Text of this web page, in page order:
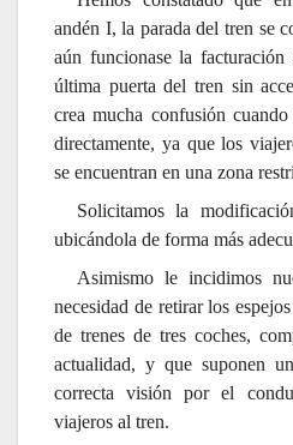
andén I, la parada del tren se
aún funcionase la facturación
última puerta del tren sin
crea mucha confusión
directamente, ya que los
se encuentran en una zona
Solicitamos la
ubicándola de forma más
Asimismo le incidimos
necesidad de retirar los
de trenes de tres coches,
actualidad, y que suponen
correcta visión por el
viajeros al tren.